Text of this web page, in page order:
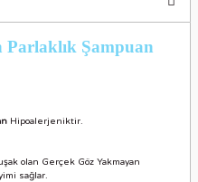
Parlaklık Şampuan
Hipoalerjeniktir.
olan Gerçek Göz Yakmayan
sağlar.